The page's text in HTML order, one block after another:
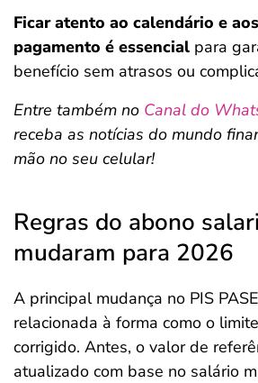
Ficar atento ao calendário e
pagamento é essencial para
benefício sem atrasos ou
Entre também no Canal do
receba as notícias do mundo
mão no seu celular!
Regras do abono
mudaram para 2026
A principal mudança no PIS
relacionada à forma como o
corrigido. Antes, o valor de
atualizado com base no salário